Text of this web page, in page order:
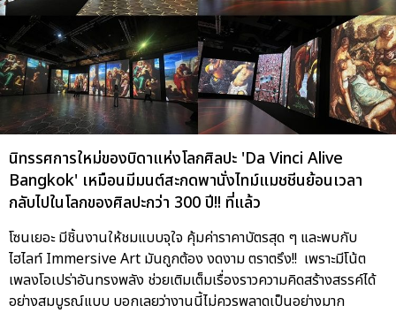
นิทรรศการใหม่ของบิดาแห่งโลกศิลปะ 'Da Vinci Alive
Bangkok' เหมือนมีมนต์สะกดพานั่งไทม์แมชชีนย้อนเวลา
กลับไปในโลกของศิลปะกว่า 300 ปี!! ที่แล้ว
โซนเยอะ มีชิ้นงานให้ชมแบบจุใจ คุ้มค่าราคาบัตรสุด ๆ และพบกับ
ไฮไลท์ Immersive Art มันถูกต้อง งดงาม ตราตรึง!! เพราะมีโน้ต
เพลงโอเปร่าอันทรงพลัง ช่วยเติมเต็มเรื่องราวความคิดสร้างสรรค์ได้
อย่างสมบูรณ์แบบ บอกเลยว่างานนี้ไม่ควรพลาดเป็นอย่างมาก